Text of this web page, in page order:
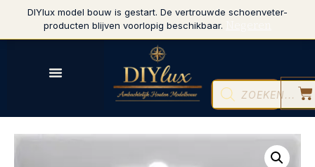
DIYlux model bouw is gestart. De vertrouwde schoenveter-
producten blijven voorlopig beschikbaar.